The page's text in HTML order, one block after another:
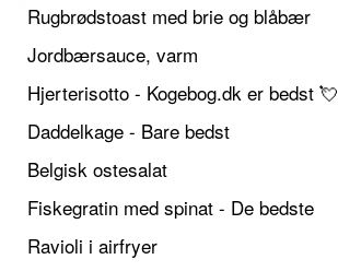
Rugbrødstoast med brie og blåbær
Jordbærsauce, varm
Hjerterisotto - Kogebog.dk er bedst 💘
Daddelkage - Bare bedst
Belgisk ostesalat
Fiskegratin med spinat - De bedste
Ravioli i airfryer